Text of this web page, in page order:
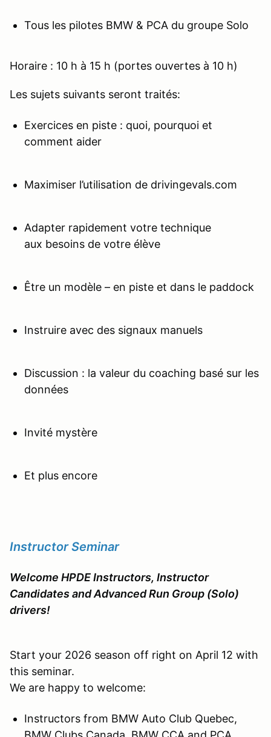
Tous les pilotes BMW & PCA du groupe Solo
Horaire : 10 h à 15 h (portes ouvertes à 10 h)
Les sujets suivants seront traités:
Exercices en piste : quoi, pourquoi et
comment aider
Maximiser l’utilisation de drivingevals.com
Adapter rapidement votre technique
aux besoins de votre élève
Être un modèle – en piste et dans le paddock
Instruire avec des signaux manuels
Discussion : la valeur du coaching basé sur les
données
Invité mystère
Et plus encore
Instructor Seminar
Welcome HPDE Instructors, Instructor
Candidates and Advanced Run Group (Solo)
drivers!
Start your 2026 season off right on April 12 with
this seminar.
We are happy to welcome:
Instructors from BMW Auto Club Quebec,